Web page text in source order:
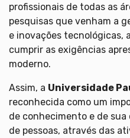
profissionais de todas as
pesquisas que venham a
e inovações tecnológicas, a
cumprir as exigências
moderno.
Assim, a Universidade
reconhecida como um
de conhecimento e de
de pessoas, através das